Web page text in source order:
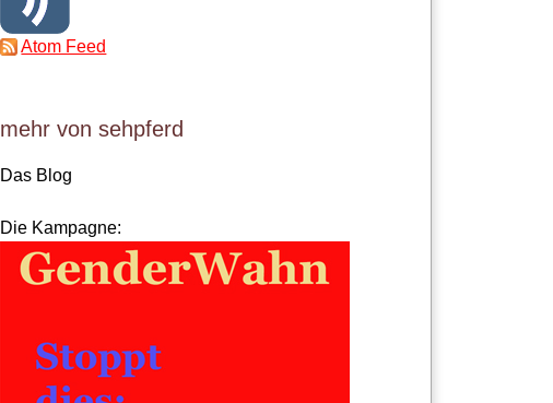
Atom Feed
mehr von sehpferd
Das Blog
Die Kampagne: